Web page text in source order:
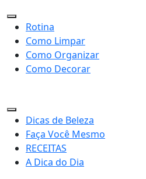
Rotina
Como Limpar
Como Organizar
Como Decorar
Dicas de Beleza
Faça Você Mesmo
RECEITAS
A Dica do Dia